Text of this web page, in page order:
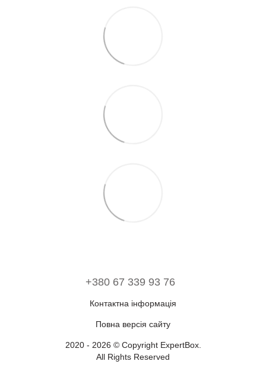
+380 67 339 93 76
Контактна інформація
Повна версія сайту
2020 - 2026 © Copyright ExpertBox.
All Rights Reserved